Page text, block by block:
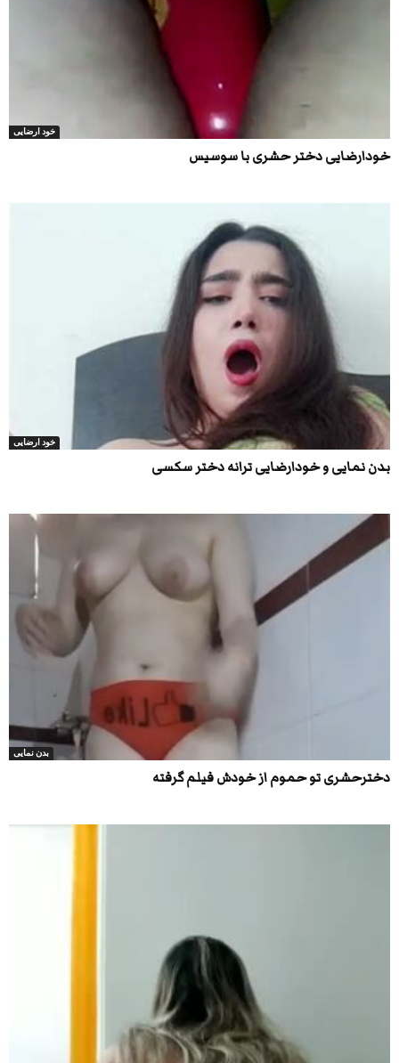
خود ارضایی
خودارضایی دختر حشری با سوسیس
خود ارضایی
بدن نمایی و خودارضایی ترانه دختر سکسی
بدن نمایی
دخترحشری تو حموم از خودش فیلم گرفته